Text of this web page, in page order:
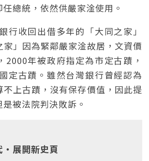
總統，依然供嚴家淦使用。
行收回出借多年的「大同之家」
家」因為緊鄰嚴家淦故居，文資價
2000年被政府指定為市定古蹟，
定古蹟。雖然台灣銀行曾經認為
不上古蹟，沒有保存價值，因此提
被法院判決敗訴。
‧展開新史頁